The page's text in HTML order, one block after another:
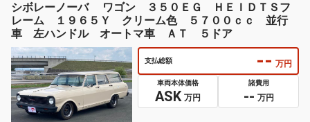
シボレーノーバ ワゴン ３５０ＥＧ ＨＥＩＤＴＳフ
レーム １９６５Ｙ クリーム色 ５７００ｃｃ 並行
車 左ハンドル オートマ車 ＡＴ ５ドア
支払総額 -- 万円
車両本体価格
ASK 万円
諸費用
-- 万円